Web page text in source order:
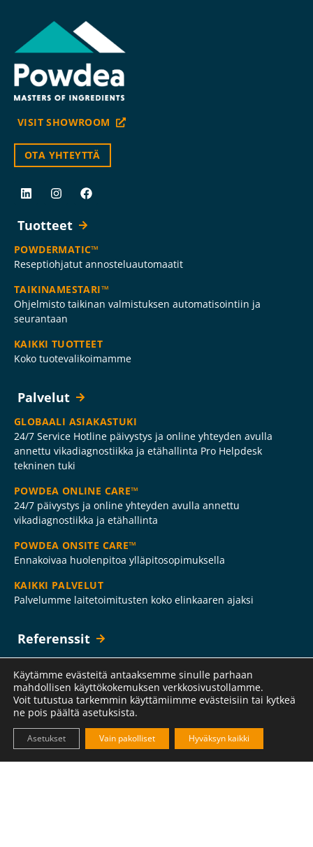
VISIT SHOWROOM
OTA YHTEYTTÄ
Tuotteet
POWDERMATIC™
Reseptiohjatut annosteluautomaatit
TAIKINAMESTARI™
Ohjelmisto taikinan valmistuksen automatisointiin ja
seurantaan
KAIKKI TUOTTEET
Koko tuotevalikoimamme
Palvelut
GLOBAALI ASIAKASTUKI
24/7 Service Hotline päivystys ja online yhteyden avulla
annettu vikadiagnostiikka ja etähallinta Pro Helpdesk
tekninen tuki
POWDEA ONLINE CARE™
24/7 päivystys ja online yhteyden avulla annettu
vikadiagnostiikka ja etähallinta
POWDEA ONSITE CARE™
Ennakoivaa huolenpitoa ylläpitosopimuksella
KAIKKI PALVELUT
Palvelumme laitetoimitusten koko elinkaaren ajaksi
Referenssit
Yritys
MIKÄ TEKEE MEISTÄ AINUTLAATUISEN
Powdea PowderHow
Käytämme evästeitä antaaksemme sinulle parhaan
mahdollisen käyttökokemuksen verkkosivustollamme.
Voit tutustua tarkemmin käyttämiimme evästeisiin tai kytkeä
ne pois päältä asetuksista.
Hyväksyn kaikki
Vain pakolliset
Asetukset